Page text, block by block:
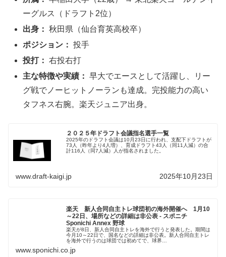
ーグルス（ドラフト2位）
出身： 秋田県（仙台育英高校卒）
ポジション： 投手
投打： 右投右打
主な特徴や実績： 早大でエースとして活躍し、リー
グ戦でノーヒットノーランも達成。完投能力の高い
タフネス右腕。楽天ジュニア出身。
２０２５年ドラフト会議指名選手一覧
2025年のドラフト会議は10月23日に行われ、支配下ドラフトが
73人（昨年より4人増）、育成ドラフト43人（同11人減）の合
計116人（同7人減）人が指名されました。
www.draft-kaigi.jp 2025年10月23日
楽天 新人合同自主トレ球団初の海外開催へ 1月10
～22日、場所などの詳細は非公表 - スポニチ
Sponichi Annex 野球
楽天が8日、新人合同自主トレを海外で行うと発表した。期間は
今月10～22日で、国名などの詳細は非公表。新人合同自主トレ
を海外で行うのは球団では初めてで、球界…
www.sponichi.co.jp